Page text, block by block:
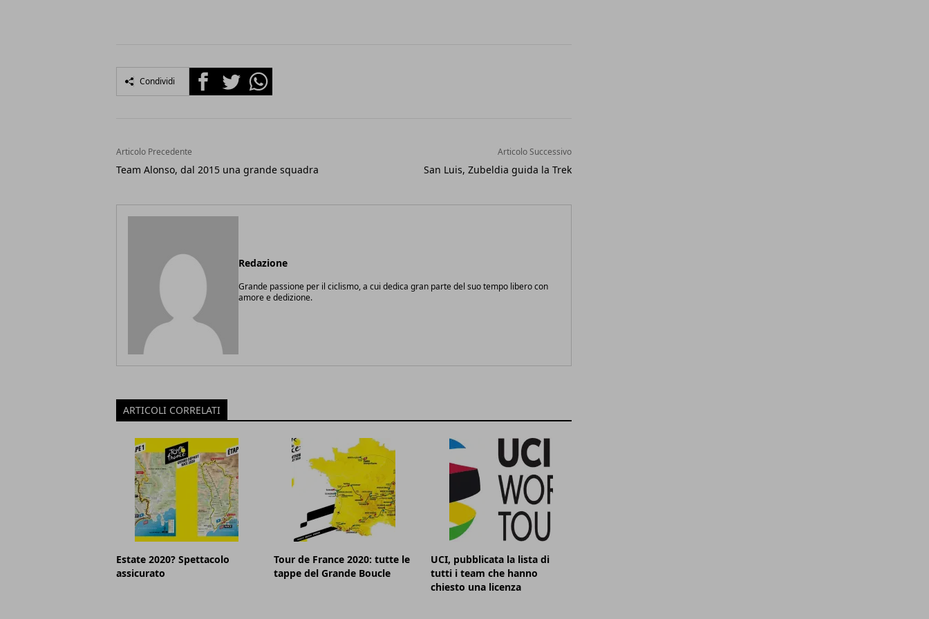
Condividi FacebookTwitterWhatsapp
Articolo Precedente
Team Alonso, dal 2015 una grande squadra
Articolo Successivo
San Luis, Zubeldia guida la Trek
Redazione
Grande passione per il ciclismo, a cui dedica gran parte del suo tempo libero con
amore e dedizione.
ARTICOLI CORRELATI
Estate 2020? Spettacolo
assicurato
Tour de France 2020: tutte le
tappe del Grande Boucle
UCI, pubblicata la lista di
tutti i team che hanno
chiesto una licenza